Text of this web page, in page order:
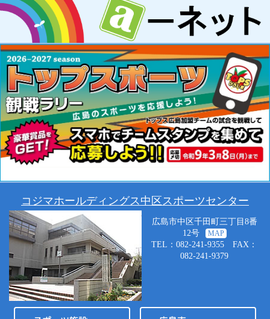
コジマホールディングス中区スポーツセンター
広島市中区千田町三丁目8番
12号
MAP
TEL：082-241-9355 FAX：
082-241-9379